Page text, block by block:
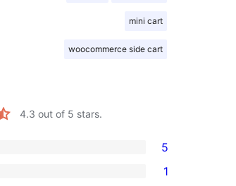
mini cart
woocommerce side cart
4.3 out of 5 stars.
5
1